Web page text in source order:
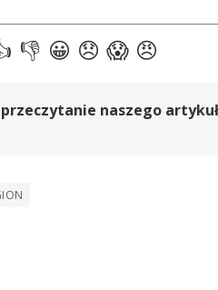
naszego